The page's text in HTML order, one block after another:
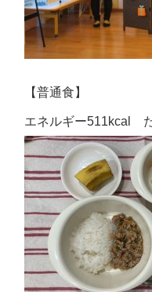
【普通食】
エネルギー511kcal